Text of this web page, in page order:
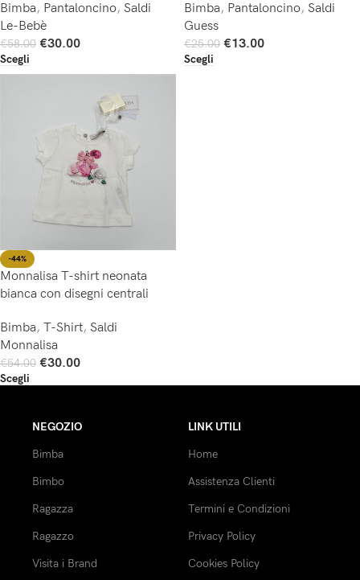
Bimba, Pantaloncino, Saldi
Le-Bebè
€58.00 €30.00
Scegli
Bimba, Pantaloncino, Saldi
Guess
€25.00 €13.00
Scegli
-44%
Monnalisa T-shirt neonata
bianca con disegni centrali
Bimba, T-Shirt, Saldi
Monnalisa
€54.00 €30.00
Scegli
NEGOZIO
Bimba
Bimbo
Ragazza
Ragazzo
Visita i Brand
LINK UTILI
Home
Assistenza Clienti
Termini e Condizioni
Privacy Policy
Cookies Policy